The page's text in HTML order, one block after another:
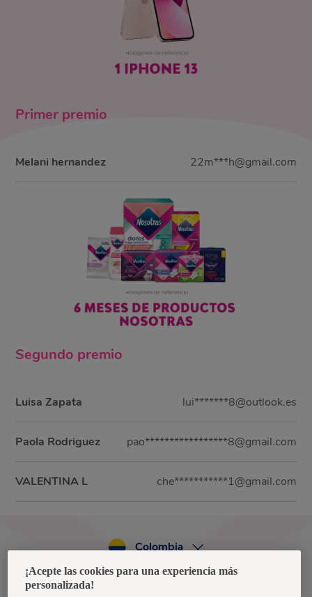
Primer premio
Melani hernandez 22m***h@gmail.com
Segundo premio
Luisa Zapata lui*******8@outlook.es
Paola Rodriguez pao*****************8@gmail.com
VALENTINA L che***********1@gmail.com
Política de privacidad de datos
Colombia
¡Acepte las cookies para una experiencia más
personalizada!